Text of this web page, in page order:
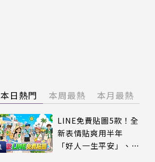
本日熱門 本周最熱 本月最熱
LINE免費貼圖5款！全
新表情貼爽用半年
「好人一生平安」、